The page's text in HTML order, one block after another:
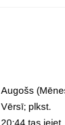
Augošs
Vērsī; plkst.
20:44 tas ieiet